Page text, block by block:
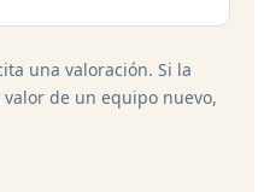
una valoración. Si la
de un equipo nuevo,